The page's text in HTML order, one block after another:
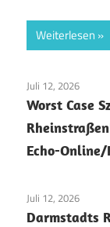
Weiterlesen
Juli 12, 2026
Worst Case
Echo-
Juli 12, 2026
Darmstadts